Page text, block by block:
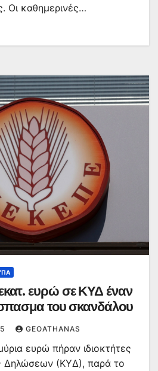
Οι καθημερινές…
ευρώ σε ΚΥΔ έναν
του σκανδάλου
GEOATHANAS
ευρώ πήραν ιδιοκτήτες
Δηλώσεων (ΚΥΔ), παρά το